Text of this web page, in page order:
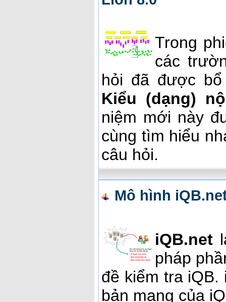
Trong
các
hỏi đã được
Kiểu (dạng)
niệm mới này
cùng tìm hiểu
câu hỏi.
Mô hình
iQB.net
pháp
đề kiểm tra
bản mạng của